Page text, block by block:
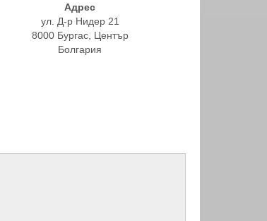
Адрес
ул. Д-р Нидер 21
8000 Бургас, Център
Болгария